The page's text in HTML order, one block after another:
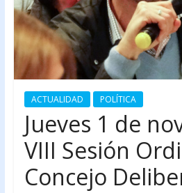
ACTUALIDAD POLÍTICA
Jueves 1 de
VIII Sesión
Concejo